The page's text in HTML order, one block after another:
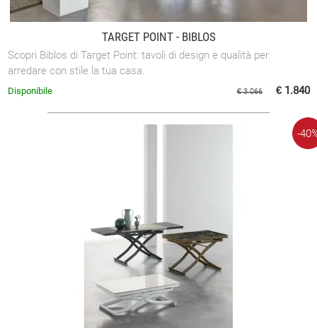
TARGET POINT - BIBLOS
Scopri Biblos di Target Point: tavoli di design e qualità per
arredare con stile la tua casa.
€ 3.066 € 1.840
Disponibile
-